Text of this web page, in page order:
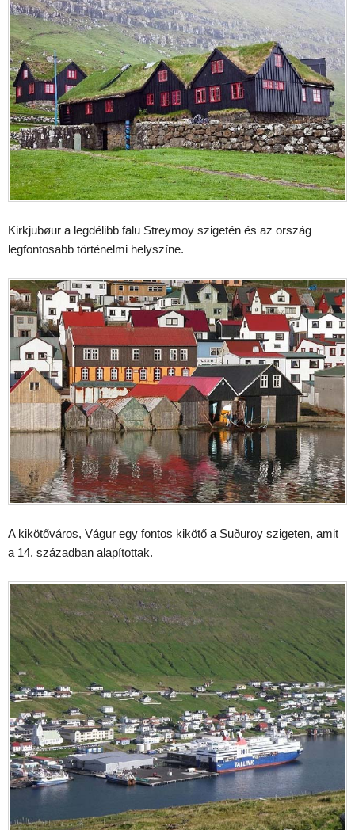
Kirkjubøur a legdélibb falu Streymoy szigetén és az ország
legfontosabb történelmi helyszíne.
A kikötőváros, Vágur egy fontos kikötő a Suðuroy szigeten, amit
a 14. században alapítottak.